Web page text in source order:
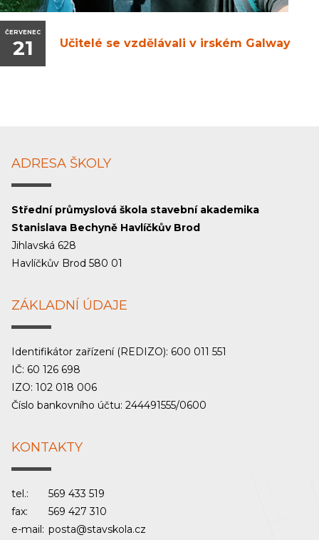
ČERVENEC
21 Učitelé se vzdělávali v irském Galway
ADRESA ŠKOLY
Střední průmyslová škola stavební akademika
Stanislava Bechyně Havlíčkův Brod
Jihlavská 628
Havlíčkův Brod 580 01
ZÁKLADNÍ ÚDAJE
Identifikátor zařízení (REDIZO): 600 011 551
IČ: 60 126 698
IZO: 102 018 006
Číslo bankovního účtu: 244491555/0600
KONTAKTY
tel.:
569 433 519
fax:
569 427 310
e-mail: posta@stavskola.cz